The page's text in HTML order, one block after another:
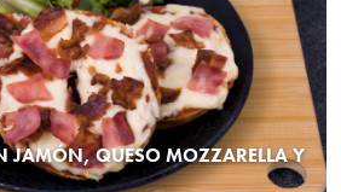
JAMÓN, QUESO MOZZARELLA Y